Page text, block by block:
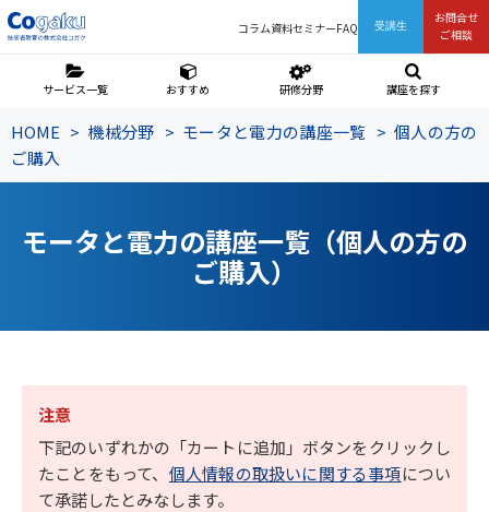
コラム資料セミナーFAQ 受講生
お問合せ
ご相談
サービス一覧 おすすめ 研修分野 講座を探す
HOME 機械分野 モータと電力の講座一覧
個人の方の
ご購入
モータと電力の講座一覧（個人の方の
ご購入）
注意
下記のいずれかの「カートに追加」ボタンをクリックし
たことをもって、 個人情報の取扱いに関する事項につい
て承諾したとみなします。